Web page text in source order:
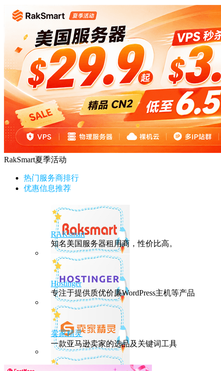
RakSmart夏季活动
热门服务商排行
优惠信息推荐
RAKsmart
知名美国服务器租用商，性价比高。
Hostinger
专注于提供质优价廉WordPress主机等产品
卖家精灵
一款亚马逊卖家的选品及关键词工具